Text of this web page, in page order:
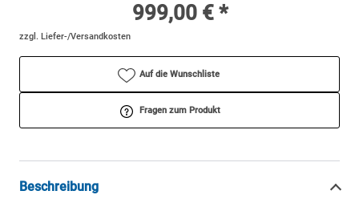
999,00 € *
zzgl. Liefer-/Versandkosten
Auf die Wunschliste
Fragen zum Produkt
Beschreibung